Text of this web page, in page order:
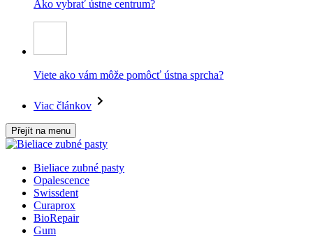
Ako vybrať ústne centrum?
Viete ako vám môže pomôcť ústna sprcha?
Viac článkov
Přejít na menu
Bieliace zubné pasty
Opalescence
Swissdent
Curaprox
BioRepair
Gum